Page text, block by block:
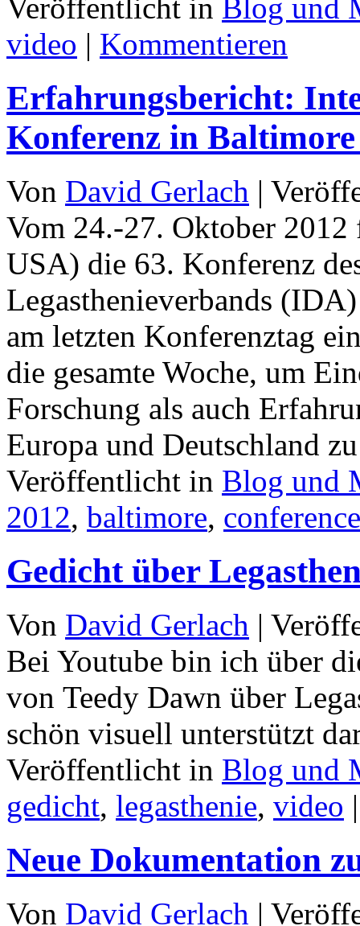
Veröffentlicht in Blog und
video | Kommentieren
Erfahrungsbericht:
Konferenz in Baltimore
Von David Gerlach |
Vom 24.-27. Oktober
USA) die 63. Konferenz
Legasthenieverbands
am letzten Konferenztag
die gesamte Woche, um
Forschung als auch
Europa und Deutschland
Veröffentlicht in Blog und
2012, baltimore, conference
Gedicht über
Von David Gerlach |
Bei Youtube bin ich über
von Teedy Dawn über
schön visuell unterstützt
Veröffentlicht in Blog und
gedicht, legasthenie, video |
Neue Dokumentation
Von David Gerlach |